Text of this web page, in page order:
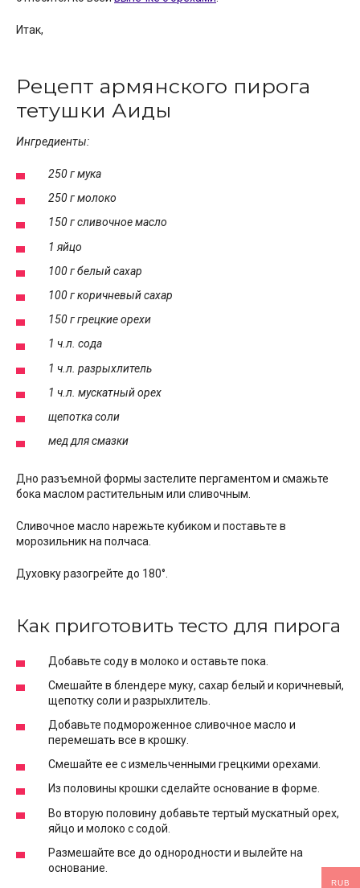
Итак,
Рецепт армянского пирога
тетушки Аиды
Ингредиенты:
250 г мука
250 г молоко
150 г сливочное масло
1 яйцо
100 г белый сахар
100 г коричневый сахар
150 г грецкие орехи
1 ч.л. сода
1 ч.л. разрыхлитель
1 ч.л. мускатный орех
щепотка соли
мед для смазки
Дно разъемной формы застелите пергаментом и смажьте
бока маслом растительным или сливочным.
Сливочное масло нарежьте кубиком и поставьте в
морозильник на полчаса.
Духовку разогрейте до 180°.
Как приготовить тесто для пирога
Добавьте соду в молоко и оставьте пока.
Смешайте в блендере муку, сахар белый и коричневый,
щепотку соли и разрыхлитель.
Добавьте подмороженное сливочное масло и
перемешать все в крошку.
Смешайте ее с измельченными грецкими орехами.
Из половины крошки сделайте основание в форме.
Во вторую половину добавьте тертый мускатный орех,
яйцо и молоко с содой.
Размешайте все до однородности и вылейте на
основание.
RUB